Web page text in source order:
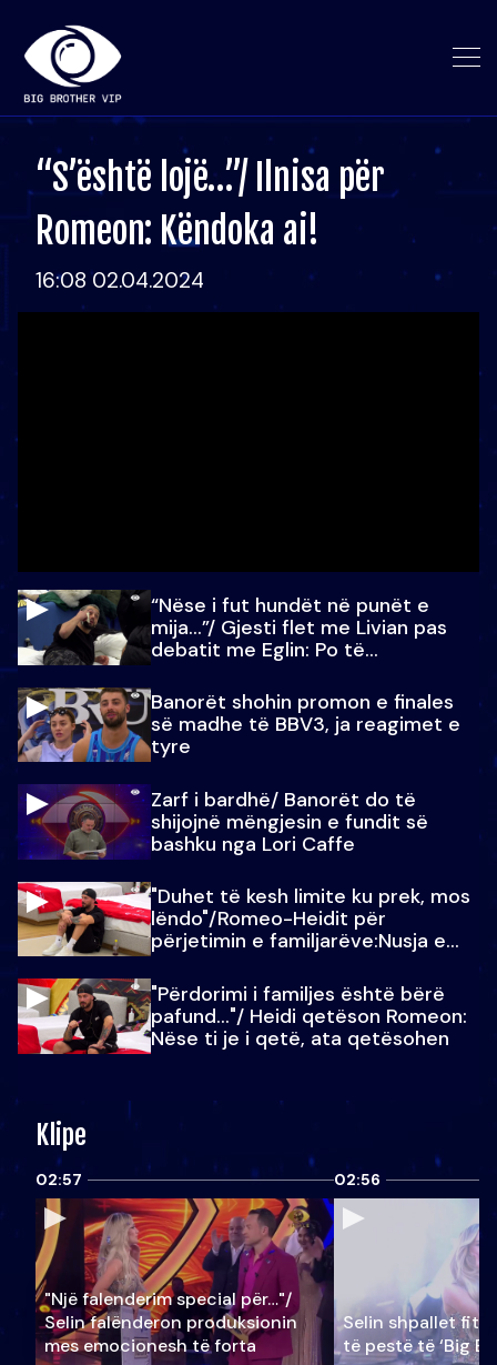
“S’është lojë…”/ Ilnisa për
Romeon: Këndoka ai!
16:08 02.04.2024
“Nëse i fut hundët në punët e
mija…”/ Gjesti flet me Livian pas
debatit me Eglin: Po të
Banorët shohin promon e finales
së madhe të BBV3, ja reagimet e
tyre
Zarf i bardhë/ Banorët do të
shijojnë mëngjesin e fundit së
bashku nga Lori Caffe
"Duhet të kesh limite ku prek, mos
lëndo"/Romeo-Heidit për
përjetimin e familjarëve:Nusja e
"Përdorimi i familjes është bërë
pafund…"/ Heidi qetëson Romeon:
Nëse ti je i qetë, ata qetësohen
Klipe
02:57
"Një falenderim special për…"/
Selin falënderon produksionin
mes emocionesh të forta
02:56
Selin shpallet
të pestë të ‘Big